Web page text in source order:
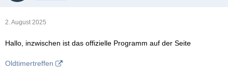
2. August 2025
Hallo, inzwischen ist das offizielle Programm auf der Seite
Oldtimertreffen